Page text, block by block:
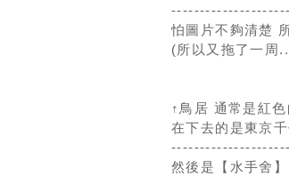
怕圖片不夠清楚
(所以又拖了一周
↑鳥居 通常是紅
在下去的是東京
然後是【水手舍】